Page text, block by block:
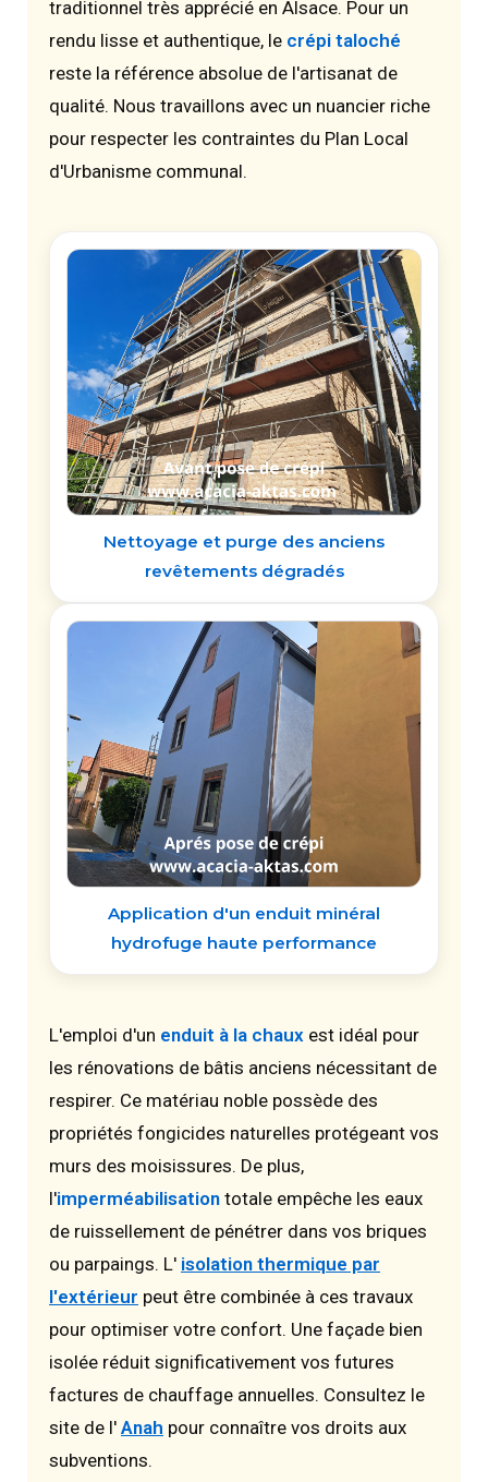
traditionnel très apprécié en Alsace. Pour un
rendu lisse et authentique, le crépi taloché
reste la référence absolue de l'artisanat de
qualité. Nous travaillons avec un nuancier riche
pour respecter les contraintes du Plan Local
d'Urbanisme communal.
Nettoyage et purge des anciens
revêtements dégradés
Application d'un enduit minéral
hydrofuge haute performance
L'emploi d'un enduit à la chaux est idéal pour
les rénovations de bâtis anciens nécessitant de
respirer. Ce matériau noble possède des
propriétés fongicides naturelles protégeant vos
murs des moisissures. De plus,
l'imperméabilisation totale empêche les eaux
de ruissellement de pénétrer dans vos briques
ou parpaings. L' isolation thermique par
l'extérieur peut être combinée à ces travaux
pour optimiser votre confort. Une façade bien
isolée réduit significativement vos futures
factures de chauffage annuelles. Consultez le
site de l' Anah pour connaître vos droits aux
subventions.